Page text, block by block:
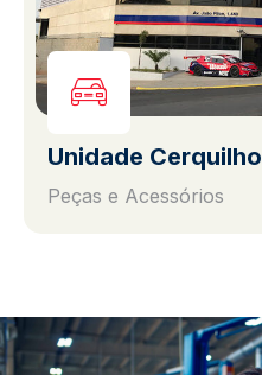
Unidade Cerquilho
Peças e Acessórios